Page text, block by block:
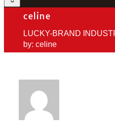
celine
LUCKY-BRAND
by: celine